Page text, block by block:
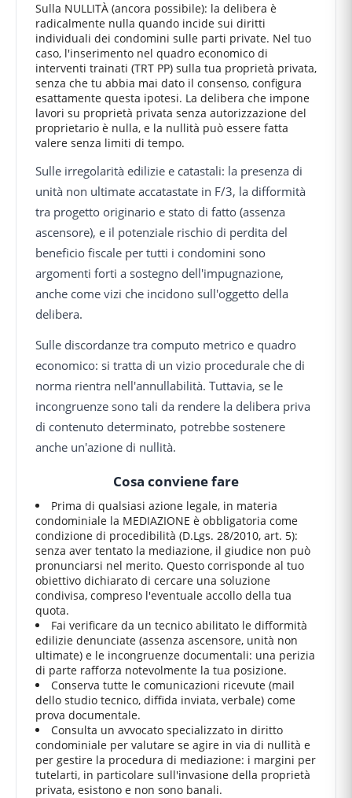
Sulla NULLITÀ (ancora possibile): la delibera è
radicalmente nulla quando incide sui diritti
individuali dei condomini sulle parti private. Nel tuo
caso, l'inserimento nel quadro economico di
interventi trainati (TRT PP) sulla tua proprietà privata,
senza che tu abbia mai dato il consenso, configura
esattamente questa ipotesi. La delibera che impone
lavori su proprietà privata senza autorizzazione del
proprietario è nulla, e la nullità può essere fatta
valere senza limiti di tempo.
Sulle irregolarità edilizie e catastali: la presenza di
unità non ultimate accatastate in F/3, la difformità
tra progetto originario e stato di fatto (assenza
ascensore), e il potenziale rischio di perdita del
beneficio fiscale per tutti i condomini sono
argomenti forti a sostegno dell'impugnazione,
anche come vizi che incidono sull'oggetto della
delibera.
Sulle discordanze tra computo metrico e quadro
economico: si tratta di un vizio procedurale che di
norma rientra nell'annullabilità. Tuttavia, se le
incongruenze sono tali da rendere la delibera priva
di contenuto determinato, potrebbe sostenere
anche un'azione di nullità.
Cosa conviene fare
Prima di qualsiasi azione legale, in materia
condominiale la MEDIAZIONE è obbligatoria come
condizione di procedibilità (D.Lgs. 28/2010, art. 5):
senza aver tentato la mediazione, il giudice non può
pronunciarsi nel merito. Questo corrisponde al tuo
obiettivo dichiarato di cercare una soluzione
condivisa, compreso l'eventuale accollo della tua
quota.
Fai verificare da un tecnico abilitato le difformità
edilizie denunciate (assenza ascensore, unità non
ultimate) e le incongruenze documentali: una perizia
di parte rafforza notevolmente la tua posizione.
Conserva tutte le comunicazioni ricevute (mail
dello studio tecnico, diffida inviata, verbale) come
prova documentale.
Consulta un avvocato specializzato in diritto
condominiale per valutare se agire in via di nullità e
per gestire la procedura di mediazione: i margini per
tutelarti, in particolare sull'invasione della proprietà
privata, esistono e non sono banali.